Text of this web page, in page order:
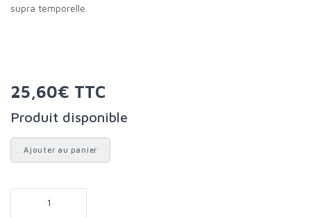
supra temporelle.
25,60€ TTC
Produit disponible
Ajouter au panier